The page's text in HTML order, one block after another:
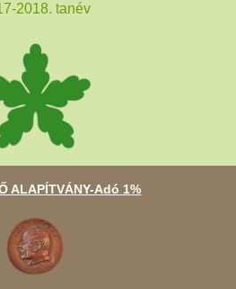
2018. tanév
ALAPÍTVÁNY-Adó 1%